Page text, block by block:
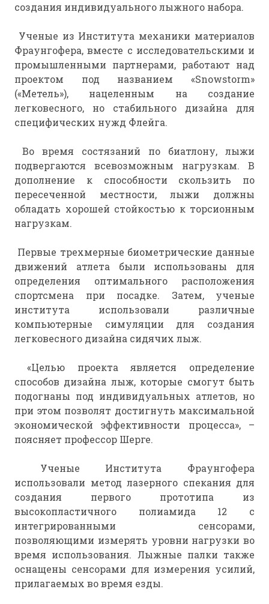
создания индивидуального лыжного набора.
Ученые из Института механики материалов
Фраунгофера, вместе с исследовательскими и
промышленными партнерами, работают над
проектом под названием «Snowstorm»
(«Метель»), нацеленным на создание
легковесного, но стабильного дизайна для
специфических нужд Флейга.
Во время состязаний по биатлону, лыжи
подвергаются всевозможным нагрузкам. В
дополнение к способности скользить по
пересеченной местности, лыжи должны
обладать хорошей стойкостью к торсионным
нагрузкам.
Первые трехмерные биометрические данные
движений атлета были использованы для
определения оптимального расположения
спортсмена при посадке. Затем, ученые
института использовали различные
компьютерные симуляции для создания
легковесного дизайна сидячих лыж.
«Целью проекта является определение
способов дизайна лыж, которые смогут быть
подогнаны под индивидуальных атлетов, но
при этом позволят достигнуть максимальной
экономической эффективности процесса», –
поясняет профессор Шерге.
Ученые Института Фраунгофера
использовали метод лазерного спекания для
создания первого прототипа из
высокопластичного полиамида 12 с
интегрированными сенсорами,
позволяющими измерять уровни нагрузки во
время использования. Лыжные палки также
оснащены сенсорами для измерения усилий,
прилагаемых во время езды.